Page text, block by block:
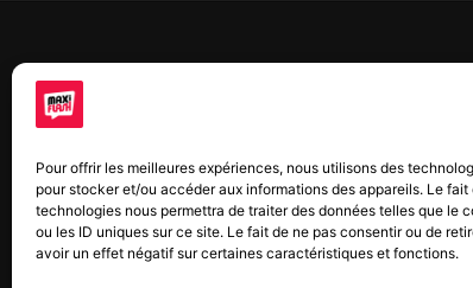
Pour offrir les meilleures expériences, nous utilisons des
pour stocker et/ou accéder aux informations des appareils. Le
technologies nous permettra de traiter des données telles que le
ou les ID uniques sur ce site. Le fait de ne pas consentir ou de
avoir un effet négatif sur certaines caractéristiques et fonctions.